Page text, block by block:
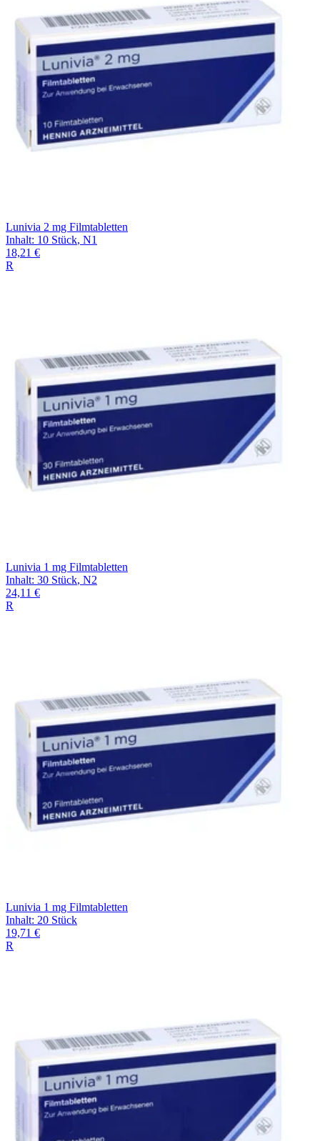
Lunivia 2 mg Filmtabletten
Inhalt: 10 Stück, N1
18,21 €
R
Lunivia 1 mg Filmtabletten
Inhalt: 30 Stück, N2
24,11 €
R
Lunivia 1 mg Filmtabletten
Inhalt: 20 Stück
19,71 €
R